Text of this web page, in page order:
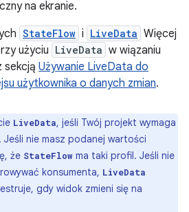
na ekranie.
StateFlow i LiveData Więcej
użyciu LiveData w wiązaniu
sekcją Używanie LiveData do
użytkownika o danych zmian.
LiveData, jeśli Twój projekt wymaga
nie masz podanej wartości
że StateFlow ma taki profil. Jeśli nie
konsumenta, LiveData
gdy widok zmieni się na